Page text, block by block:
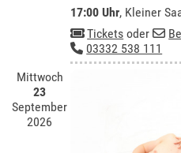
17:00 Uhr, Kleiner
Tickets oder
03332 538 111
Mittwoch
23
September
2026